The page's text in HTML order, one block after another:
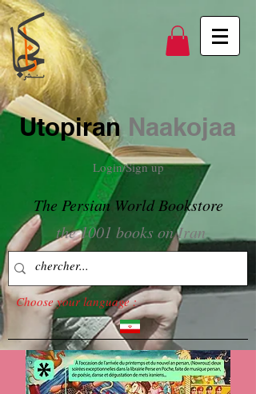
Utopiran Naakojaa
Login/Sign up
The Persian World Bookstore
the 1001 books on Iran
Choose your language :